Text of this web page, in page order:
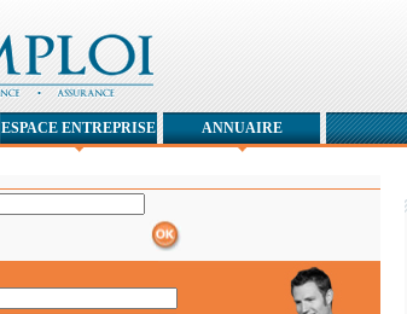
ESPACE ENTREPRISE ANNUAIRE